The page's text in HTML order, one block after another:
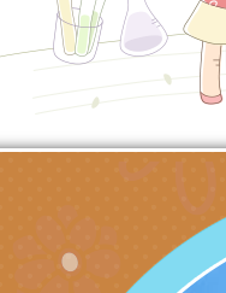
摩據
章
字稿
函轉
(星期
立臺
林區
理「
檢送
術才
函轉
安全
檢送
安全宣
有關